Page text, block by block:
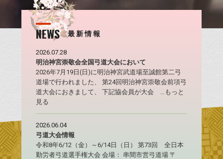
NEWS 最新情報
2026.07.28
明治神宮崇敬会全国弓道大会において
2026年7月19日(日)に明治神宮武道場至誠館第二弓
道場で行われました、 第24回明治神宮崇敬会前項弓
道大会におきまして、 下記協会員が大会 …もっと
見る
2026.06.04
弓道大会情報
令和8年6/12（金）～6/14日（日） 第73回 全日本
勤労者弓道選手権大会 会場： 串間市営弓道場 〒